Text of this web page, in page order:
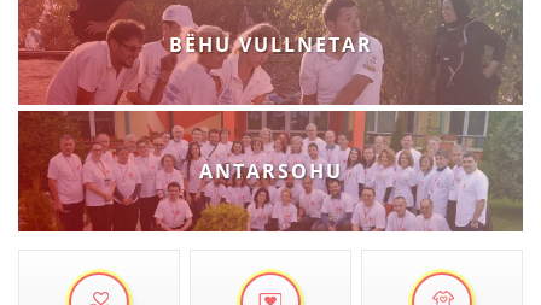
STRATEGJI
MATERIAL EDUKATIVO INFORMATIV
BROCHURES
PRESENTATIONS
BËHU VULLNETAR
ANTARSOHU